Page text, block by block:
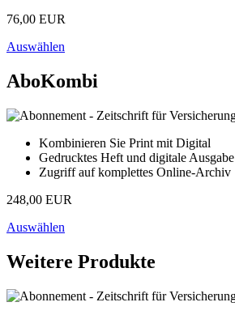
76,00 EUR
Auswählen
AboKombi
Kombinieren Sie Print mit Digital
Gedrucktes Heft und digitale Ausgabe
Zugriff auf komplettes Online-Archiv
248,00 EUR
Auswählen
Weitere Produkte